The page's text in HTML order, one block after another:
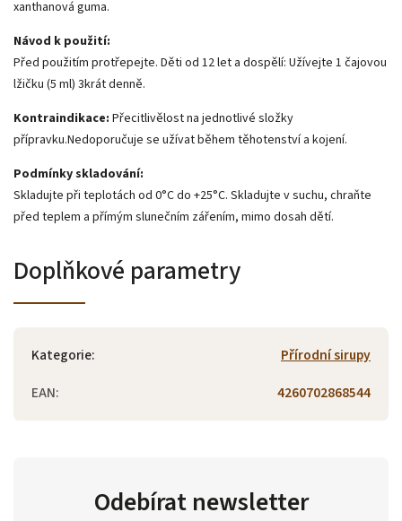
xanthanová guma.
Návod k použití:
Před použitím protřepejte. Děti od 12 let a dospělí: Užívejte 1 čajovou
lžičku (5 ml) 3krát denně.
Kontraindikace: Přecitlivělost na jednotlivé složky
přípravku.Nedoporučuje se užívat během těhotenství a kojení.
Podmínky skladování:
Skladujte při teplotách od 0°C do +25°C. Skladujte v suchu, chraňte
před teplem a přímým slunečním zářením, mimo dosah dětí.
Doplňkové parametry
Kategorie:
Přírodní sirupy
EAN: 4260702868544
Odebírat newsletter